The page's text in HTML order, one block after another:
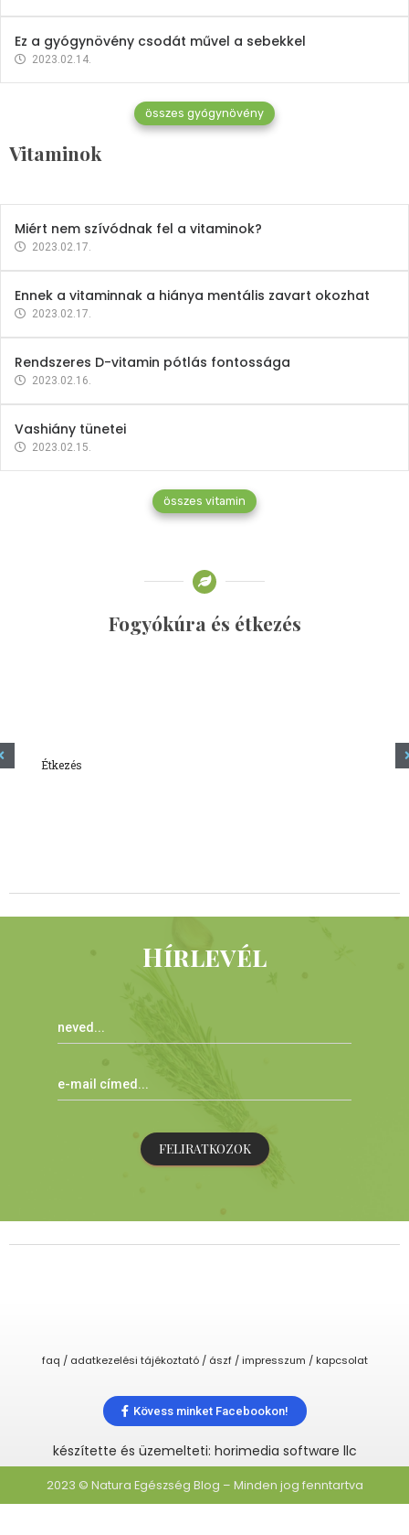
Ez a gyógynövény csodát művel a sebekkel
2023.02.14.
összes gyógynövény
Vitaminok
Vitaminok
Mindent a B-12 vitaminról
2023.02.27.
Miért nem szívódnak fel a vitaminok?
2023.02.17.
Ennek a vitaminnak a hiánya mentális zavart okozhat
2023.02.17.
Rendszeres D-vitamin pótlás fontossága
2023.02.16.
Vashiány tünetei
2023.02.15.
összes vitamin
Fogyókúra és étkezés
Étkezés
Hírlevél
FELIRATKOZOK
faq / adatkezelési tájékoztató / ászf / impresszum / kapcsolat
Kövess minket Facebookon!
készítette és üzemelteti: horimedia software llc
2023 © Natura Egészség Blog – Minden jog fenntartva